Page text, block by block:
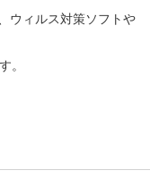
ウィルス対策ソフトや
。